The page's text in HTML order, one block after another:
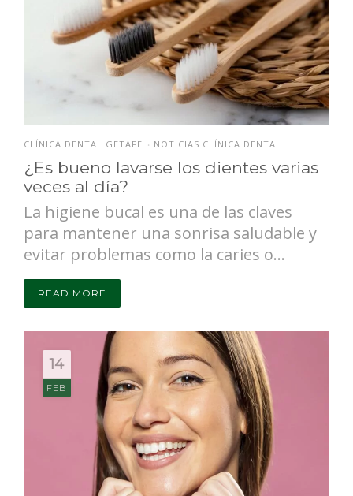
CLÍNICA DENTAL GETAFE • NOTICIAS CLÍNICA DENTAL
¿Es bueno lavarse los dientes varias
veces al día?
La higiene bucal es una de las claves
para mantener una sonrisa saludable y
evitar problemas como la caries o...
READ MORE
14
FEB